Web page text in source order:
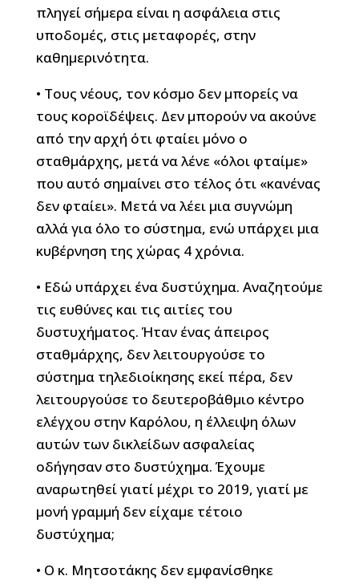
πληγεί σήμερα είναι η ασφάλεια στις
υποδομές, στις μεταφορές, στην
καθημερινότητα.
• Τους νέους, τον κόσμο δεν μπορείς να
τους κοροϊδέψεις. Δεν μπορούν να ακούνε
από την αρχή ότι φταίει μόνο ο
σταθμάρχης, μετά να λένε «όλοι φταίμε»
που αυτό σημαίνει στο τέλος ότι «κανένας
δεν φταίει». Μετά να λέει μια συγνώμη
αλλά για όλο το σύστημα, ενώ υπάρχει μια
κυβέρνηση της χώρας 4 χρόνια.
• Εδώ υπάρχει ένα δυστύχημα. Αναζητούμε
τις ευθύνες και τις αιτίες του
δυστυχήματος. Ήταν ένας άπειρος
σταθμάρχης, δεν λειτουργούσε το
σύστημα τηλεδιοίκησης εκεί πέρα, δεν
λειτουργούσε το δευτεροβάθμιο κέντρο
ελέγχου στην Καρόλου, η έλλειψη όλων
αυτών των δικλείδων ασφαλείας
οδήγησαν στο δυστύχημα. Έχουμε
αναρωτηθεί γιατί μέχρι το 2019, γιατί με
μονή γραμμή δεν είχαμε τέτοιο
δυστύχημα;
• Ο κ. Μητσοτάκης δεν εμφανίσθηκε